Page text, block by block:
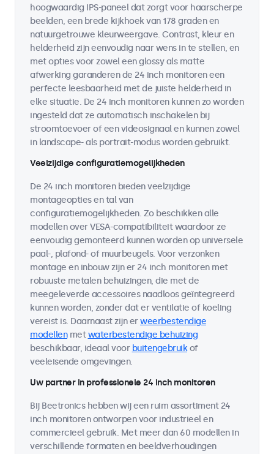
hoogwaardig IPS-paneel dat zorgt voor haarscherpe
beelden, een brede kijkhoek van 178 graden en
natuurgetrouwe kleurweergave. Contrast, kleur en
helderheid zijn eenvoudig naar wens in te stellen, en
met opties voor zowel een glossy als matte
afwerking garanderen de 24 inch monitoren een
perfecte leesbaarheid met de juiste helderheid in
elke situatie. De 24 inch monitoren kunnen zo worden
ingesteld dat ze automatisch inschakelen bij
stroomtoevoer of een videosignaal en kunnen zowel
in landscape- als portrait-modus worden gebruikt.
Veelzijdige configuratiemogelijkheden
De 24 inch monitoren bieden veelzijdige
montageopties en tal van
configuratiemogelijkheden. Zo beschikken alle
modellen over VESA-compatibiliteit waardoor ze
eenvoudig gemonteerd kunnen worden op universele
paal-, plafond- of muurbeugels. Voor verzonken
montage en inbouw zijn er 24 inch monitoren met
robuuste metalen behuizingen, die met de
meegeleverde accessoires naadloos geïntegreerd
kunnen worden, zonder dat er ventilatie of koeling
vereist is. Daarnaast zijn erweerbestendige
modellenmetwaterbestendige behuizing
beschikbaar, ideaal voor buitengebruikof
veeleisende omgevingen.
Uw partner in professionele 24 inch monitoren
Bij Beetronics hebben wij een ruim assortiment 24
inch monitoren ontworpen voor industrieel en
commercieel gebruik. Met meer dan 60 modellen in
verschillende formaten en beeldverhoudingen